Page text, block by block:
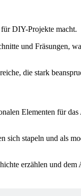
für DIY-Projekte macht.
und Fräsungen,
die stark
Elementen für
sich stapeln und als
erzählen und